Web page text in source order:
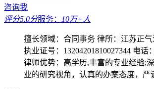
咨询我
评分5.0分服务： 10万+人
擅长领域：合同事务 律所：江苏正
执业证号：13204201810027344 电话
律师优势：高学历,丰富的专业经验;
业的研究视角，认真的办案态度，严